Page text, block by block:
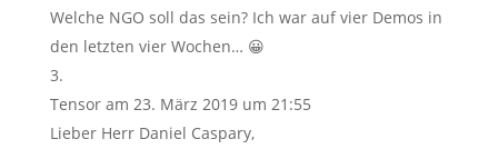
Welche NGO soll das sein? Ich war auf vier Demos in
den letzten vier Wochen… 😀
Tensor am 23. März 2019 um 21:55
Lieber Herr Daniel Caspary,